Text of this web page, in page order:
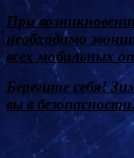
При
необходимо
всех мобильных
Берегите себя!
вы в безопасности.